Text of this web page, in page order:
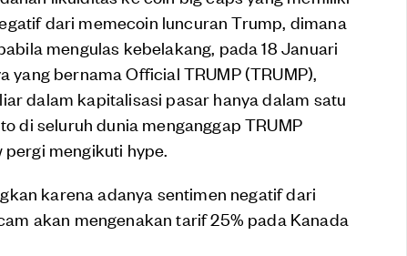
dari memecoin luncuran Trump, dimana
mengulas kebelakang, pada 18 Januari
bernama Official TRUMP (TRUMP),
dalam kapitalisasi pasar hanya dalam satu
di seluruh dunia menganggap TRUMP
mengikuti hype.
karena adanya sentimen negatif dari
akan mengenakan tarif 25% pada Kanada